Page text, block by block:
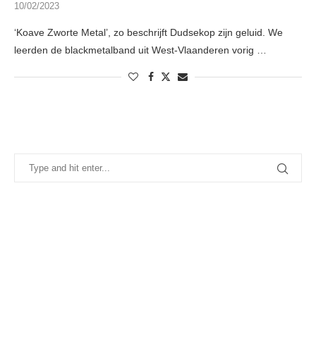
10/02/2023
‘Koave Zworte Metal’, zo beschrijft Dudsekop zijn geluid. We
leerden de blackmetalband uit West-Vlaanderen vorig …